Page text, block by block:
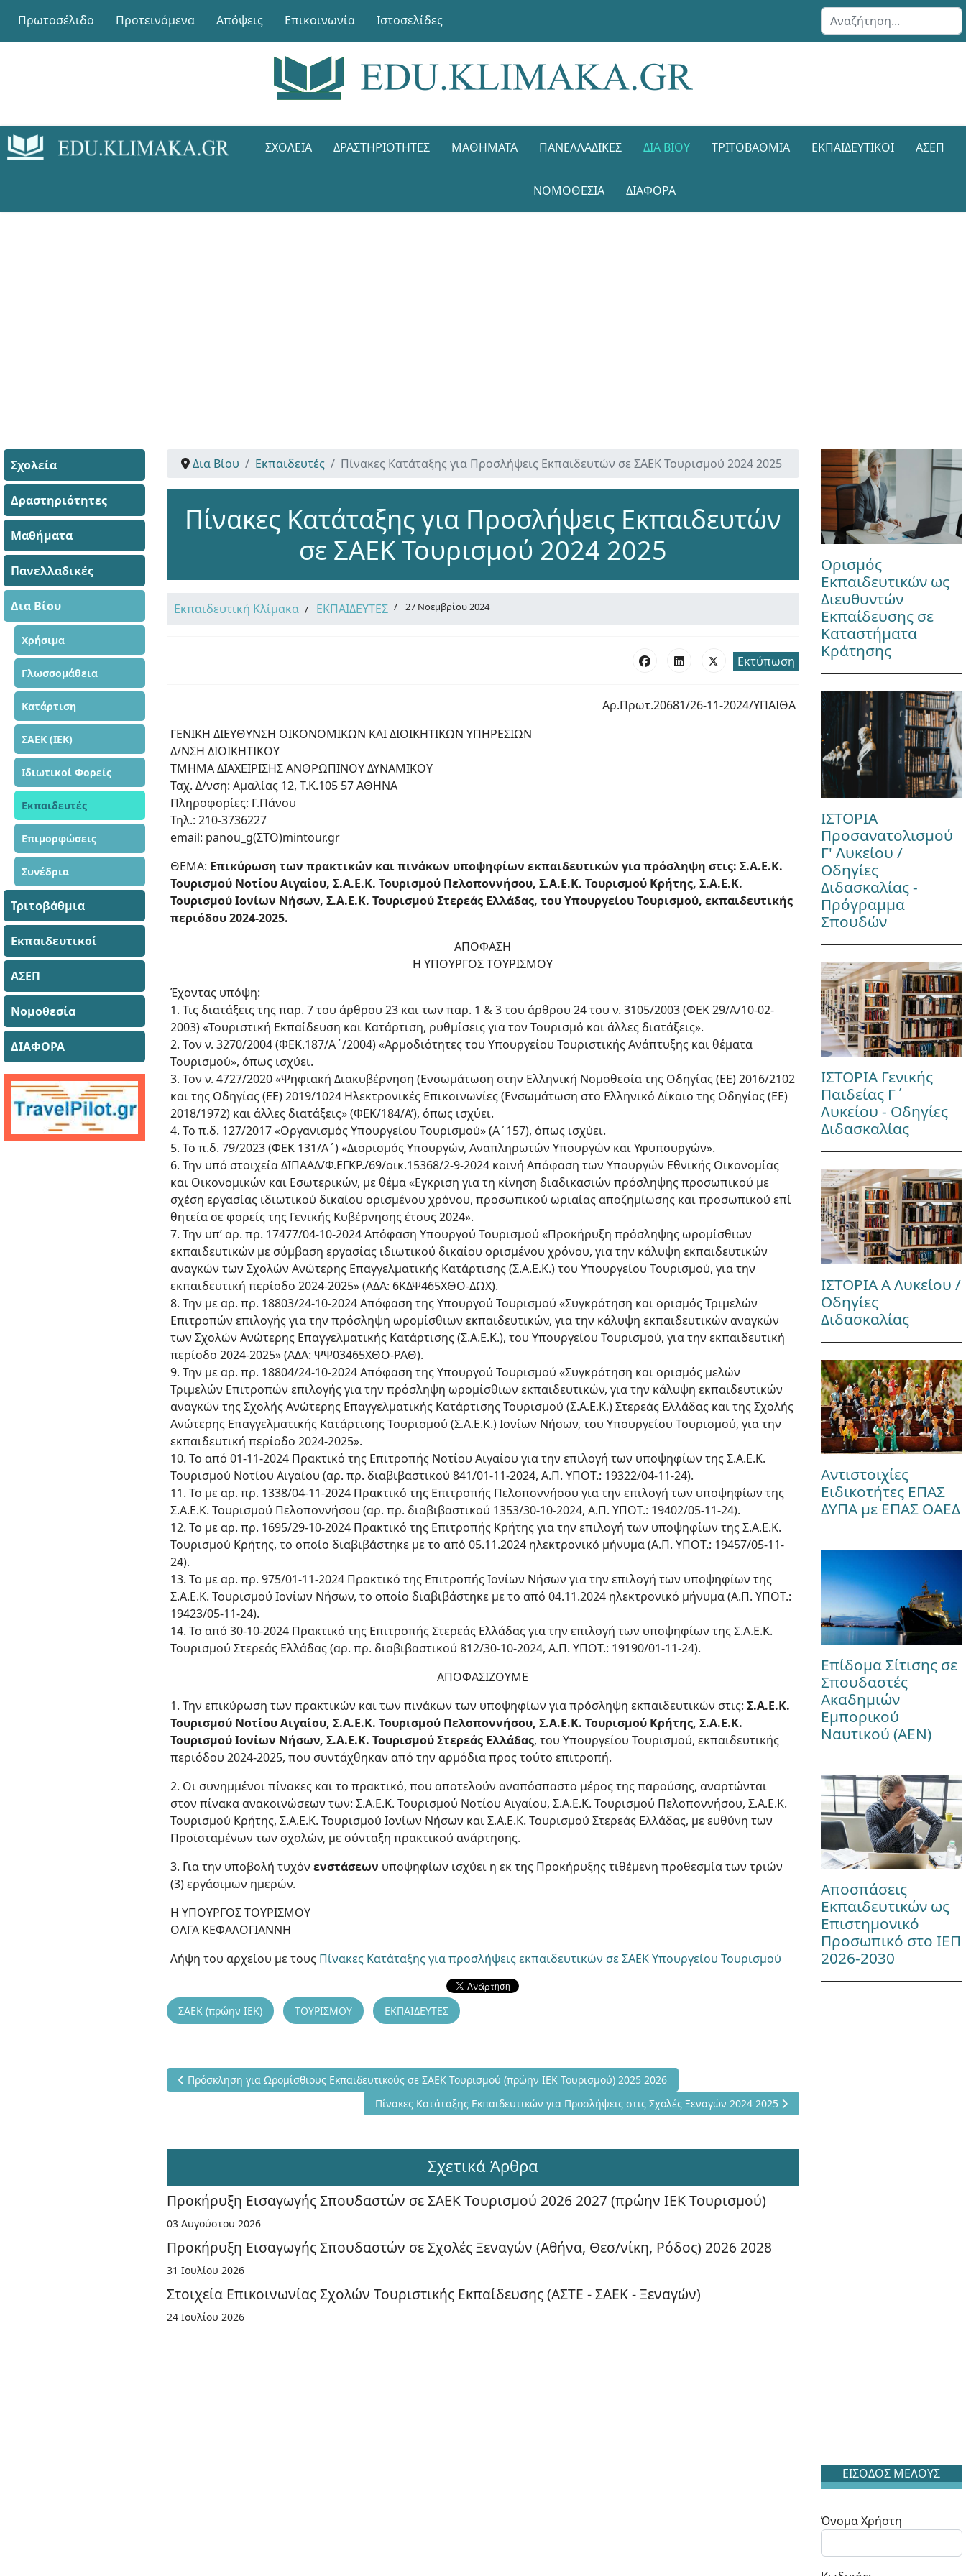
Πρωτοσέλιδο Προτεινόμενα Απόψεις Επικοινωνία Ιστοσελίδες Αναζήτηση...
ΣΧΟΛΕΊΑ ΔΡΑΣΤΗΡΙΌΤΗΤΕΣ ΜΑΘΉΜΑΤΑ ΠΑΝΕΛΛΑΔΙΚΈΣ ΔΙΑ ΒΊΟΥ ΤΡΙΤΟΒΆΘΜΙΑ ΕΚΠΑΙΔΕΥΤΙΚΟΊ ΑΣΕΠ
ΝΟΜΟΘΕΣΊΑ ΔΙΑΦΟΡΑ
Σχολεία
Δραστηριότητες
Μαθήματα
Πανελλαδικές
Δια Βίου
Χρήσιμα
Γλωσσομάθεια
Κατάρτιση
ΣΑΕΚ (ΙΕΚ)
Ιδιωτικοί Φορείς
Εκπαιδευτές
Επιμορφώσεις
Συνέδρια
Τριτοβάθμια
Εκπαιδευτικοί
ΑΣΕΠ
Νομοθεσία
ΔΙΑΦΟΡΑ
Δια Βίου Εκπαιδευτές Πίνακες Κατάταξης για Προσλήψεις Εκπαιδευτών σε ΣΑΕΚ Τουρισμού 2024 2025
Πίνακες Κατάταξης για Προσλήψεις Εκπαιδευτών
σε ΣΑΕΚ Τουρισμού 2024 2025
Εκπαιδευτική Κλίμακα ΕΚΠΑΙΔΕΥΤΕΣ 27 Νοεμβρίου 2024
Εκτύπωση
Αρ.Πρωτ.20681/26-11-2024/ΥΠΑΙΘΑ
ΓΕΝΙΚΗ ΔΙΕΥΘΥΝΣΗ ΟΙΚΟΝΟΜΙΚΩΝ ΚΑΙ ΔΙΟΙΚΗΤΙΚΩΝ ΥΠΗΡΕΣΙΩΝ
Δ/ΝΣΗ ΔΙΟΙΚΗΤΙΚΟΥ
ΤΜΗΜΑ ΔΙΑΧΕΙΡΙΣΗΣ ΑΝΘΡΩΠΙΝΟΥ ΔΥΝΑΜΙΚΟΥ
Ταχ. Δ/νση: Αμαλίας 12, Τ.Κ.105 57 ΑΘΗΝΑ
Πληροφορίες: Γ.Πάνου
Τηλ.: 210-3736227
email: panou_g(ΣΤΟ)mintour.gr
ΘΕΜΑ: Επικύρωση των πρακτικών και πινάκων υποψηφίων εκπαιδευτικών για πρόσληψη στις: Σ.Α.Ε.Κ.
Τουρισμού Νοτίου Αιγαίου, Σ.Α.Ε.Κ. Τουρισμού Πελοποννήσου, Σ.Α.Ε.Κ. Τουρισμού Κρήτης, Σ.Α.Ε.Κ.
Τουρισμού Ιονίων Νήσων, Σ.Α.Ε.Κ. Τουρισμού Στερεάς Ελλάδας, του Υπουργείου Τουρισμού, εκπαιδευτικής
περιόδου 2024-2025.
ΑΠΟΦΑΣΗ
Η ΥΠΟΥΡΓΟΣ ΤΟΥΡΙΣΜΟΥ
Έχοντας υπόψη:
1. Τις διατάξεις της παρ. 7 του άρθρου 23 και των παρ. 1 & 3 του άρθρου 24 του ν. 3105/2003 (ΦΕΚ 29/Α/10-02-
2003) «Τουριστική Εκπαίδευση και Κατάρτιση, ρυθμίσεις για τον Τουρισμό και άλλες διατάξεις».
2. Τον ν. 3270/2004 (ΦΕΚ.187/Α΄/2004) «Αρμοδιότητες του Υπουργείου Τουριστικής Ανάπτυξης και θέματα
Τουρισμού», όπως ισχύει.
3. Τον ν. 4727/2020 «Ψηφιακή Διακυβέρνηση (Ενσωμάτωση στην Ελληνική Νομοθεσία της Οδηγίας (ΕΕ) 2016/2102
και της Οδηγίας (ΕΕ) 2019/1024 Ηλεκτρονικές Επικοινωνίες (Ενσωμάτωση στο Ελληνικό Δίκαιο της Οδηγίας (ΕΕ)
2018/1972) και άλλες διατάξεις» (ΦΕΚ/184/Α’), όπως ισχύει.
4. Το π.δ. 127/2017 «Οργανισμός Υπουργείου Τουρισμού» (Α΄157), όπως ισχύει.
5. Το π.δ. 79/2023 (ΦΕΚ 131/Α΄) «Διορισμός Υπουργών, Αναπληρωτών Υπουργών και Υφυπουργών».
6. Την υπό στοιχεία ΔΙΠΑΑΔ/Φ.ΕΓΚΡ./69/οικ.15368/2-9-2024 κοινή Απόφαση των Υπουργών Εθνικής Οικονομίας
και Οικονομικών και Εσωτερικών, με θέμα «Εγκριση για τη κίνηση διαδικασιών πρόσληψης προσωπικού με
σχέση εργασίας ιδιωτικού δικαίου ορισμένου χρόνου, προσωπικού ωριαίας αποζημίωσης και προσωπικού επί
θητεία σε φορείς της Γενικής Κυβέρνησης έτους 2024».
7. Την υπ’ αρ. πρ. 17477/04-10-2024 Απόφαση Υπουργού Τουρισμού «Προκήρυξη πρόσληψης ωρομίσθιων
εκπαιδευτικών με σύμβαση εργασίας ιδιωτικού δικαίου ορισμένου χρόνου, για την κάλυψη εκπαιδευτικών
αναγκών των Σχολών Ανώτερης Επαγγελματικής Κατάρτισης (Σ.Α.E.K.) του Υπουργείου Τουρισμού, για την
εκπαιδευτική περίοδο 2024-2025» (ΑΔΑ: 6ΚΔΨ465ΧΘΟ-ΔΩΧ).
8. Την με αρ. πρ. 18803/24-10-2024 Απόφαση της Υπουργού Τουρισμού «Συγκρότηση και ορισμός Τριμελών
Επιτροπών επιλογής για την πρόσληψη ωρομίσθιων εκπαιδευτικών, για την κάλυψη εκπαιδευτικών αναγκών
των Σχολών Ανώτερης Επαγγελματικής Κατάρτισης (Σ.Α.Ε.Κ.), του Υπουργείου Τουρισμού, για την εκπαιδευτική
περίοδο 2024-2025» (ΑΔΑ: ΨΨ03465ΧΘΟ-ΡΑΘ).
9. Την με αρ. πρ. 18804/24-10-2024 Απόφαση της Υπουργού Τουρισμού «Συγκρότηση και ορισμός μελών
Τριμελών Επιτροπών επιλογής για την πρόσληψη ωρομίσθιων εκπαιδευτικών, για την κάλυψη εκπαιδευτικών
αναγκών της Σχολής Ανώτερης Επαγγελματικής Κατάρτισης Τουρισμού (Σ.Α.Ε.Κ.) Στερεάς Ελλάδας και της Σχολής
Ανώτερης Επαγγελματικής Κατάρτισης Τουρισμού (Σ.Α.Ε.Κ.) Ιονίων Νήσων, του Υπουργείου Τουρισμού, για την
εκπαιδευτική περίοδο 2024-2025».
10. Το από 01-11-2024 Πρακτικό της Επιτροπής Νοτίου Αιγαίου για την επιλογή των υποψηφίων της Σ.Α.Ε.Κ.
Τουρισμού Νοτίου Αιγαίου (αρ. πρ. διαβιβαστικού 841/01-11-2024, Α.Π. ΥΠΟΤ.: 19322/04-11-24).
11. Το με αρ. πρ. 1338/04-11-2024 Πρακτικό της Επιτροπής Πελοποννήσου για την επιλογή των υποψηφίων της
Σ.Α.Ε.Κ. Τουρισμού Πελοποννήσου (αρ. πρ. διαβιβαστικού 1353/30-10-2024, Α.Π. ΥΠΟΤ.: 19402/05-11-24).
12. Το με αρ. πρ. 1695/29-10-2024 Πρακτικό της Επιτροπής Κρήτης για την επιλογή των υποψηφίων της Σ.Α.Ε.Κ.
Τουρισμού Κρήτης, το οποίο διαβιβάστηκε με το από 05.11.2024 ηλεκτρονικό μήνυμα (Α.Π. ΥΠΟΤ.: 19457/05-11-
24).
13. Το με αρ. πρ. 975/01-11-2024 Πρακτικό της Επιτροπής Ιονίων Νήσων για την επιλογή των υποψηφίων της
Σ.Α.Ε.Κ. Τουρισμού Ιονίων Νήσων, το οποίο διαβιβάστηκε με το από 04.11.2024 ηλεκτρονικό μήνυμα (Α.Π. ΥΠΟΤ.:
19423/05-11-24).
14. Το από 30-10-2024 Πρακτικό της Επιτροπής Στερεάς Ελλάδας για την επιλογή των υποψηφίων της Σ.Α.Ε.Κ.
Τουρισμού Στερεάς Ελλάδας (αρ. πρ. διαβιβαστικού 812/30-10-2024, Α.Π. ΥΠΟΤ.: 19190/01-11-24).
ΑΠΟΦΑΣΙΖΟΥΜΕ
1. Την επικύρωση των πρακτικών και των πινάκων των υποψηφίων για πρόσληψη εκπαιδευτικών στις:Σ.Α.Ε.Κ.
Τουρισμού Νοτίου Αιγαίου, Σ.Α.Ε.Κ. Τουρισμού Πελοποννήσου, Σ.Α.Ε.Κ. Τουρισμού Κρήτης, Σ.Α.Ε.Κ.
Τουρισμού Ιονίων Νήσων, Σ.Α.Ε.Κ. Τουρισμού Στερεάς Ελλάδας, του Υπουργείου Τουρισμού, εκπαιδευτικής
περιόδου 2024-2025, που συντάχθηκαν από την αρμόδια προς τούτο επιτροπή.
2. Οι συνημμένοι πίνακες και το πρακτικό, που αποτελούν αναπόσπαστο μέρος της παρούσης, αναρτώνται
στον πίνακα ανακοινώσεων των: Σ.Α.Ε.Κ. Τουρισμού Νοτίου Αιγαίου, Σ.Α.Ε.Κ. Τουρισμού Πελοποννήσου, Σ.Α.Ε.Κ.
Τουρισμού Κρήτης, Σ.Α.Ε.Κ. Τουρισμού Ιονίων Νήσων και Σ.Α.Ε.Κ. Τουρισμού Στερεάς Ελλάδας, με ευθύνη των
Προϊσταμένων των σχολών, με σύνταξη πρακτικού ανάρτησης.
3. Για την υποβολή τυχόνενστάσεων υποψηφίων ισχύει η εκ της Προκήρυξης τιθέμενη προθεσμία των τριών
(3) εργάσιμων ημερών.
Η ΥΠΟΥΡΓΟΣ ΤΟΥΡΙΣΜΟΥ
ΟΛΓΑ ΚΕΦΑΛΟΓΙΑΝΝΗ
Λήψη του αρχείου με τους Πίνακες Κατάταξης για προσλήψεις εκπαιδευτικών σε ΣΑΕΚ Υπουργείου Τουρισμού
ΣΑΕΚ (πρώην ΙΕΚ) ΤΟΥΡΙΣΜΟΥ ΕΚΠΑΙΔΕΥΤΕΣ
Προηγούμενο άρθρο: Πρόσκληση για Ωρομίσθιους Εκπαιδευτικούς σε ΣΑΕΚ Τουρισμού (πρώην ΙΕΚ Τουρισμού) 2025 2026
Πρόσκληση για Ωρομίσθιους Εκπαιδευτικούς σε ΣΑΕΚ Τουρισμού (πρώην ΙΕΚ Τουρισμού) 2025 2026
Επόμενο άρθρο: Πίνακες Κατάταξης Εκπαιδευτικών για Προσλήψεις στις Σχολές Ξεναγών 2024 2025
Πίνακες Κατάταξης Εκπαιδευτικών για Προσλήψεις στις Σχολές Ξεναγών 2024 2025
Σχετικά Άρθρα
Προκήρυξη Εισαγωγής Σπουδαστών σε ΣΑΕΚ Τουρισμού 2026 2027 (πρώην ΙΕΚ Τουρισμού)
03 Αυγούστου 2026
Προκήρυξη Εισαγωγής Σπουδαστών σε Σχολές Ξεναγών (Αθήνα, Θεσ/νίκη, Ρόδος) 2026 2028
31 Ιουλίου 2026
Στοιχεία Επικοινωνίας Σχολών Τουριστικής Εκπαίδευσης (ΑΣΤΕ - ΣΑΕΚ - Ξεναγών)
24 Ιουλίου 2026
Ορισμός
Εκπαιδευτικών ως
Διευθυντών
Εκπαίδευσης σε
Καταστήματα
Κράτησης
ΙΣΤΟΡΙΑ
Προσανατολισμού
Γ' Λυκείου /
Οδηγίες
Διδασκαλίας -
Πρόγραμμα
Σπουδών
ΙΣΤΟΡΙΑ Γενικής
Παιδείας Γ΄
Λυκείου - Οδηγίες
Διδασκαλίας
ΙΣΤΟΡΙΑ Α Λυκείου /
Οδηγίες
Διδασκαλίας
Αντιστοιχίες
Ειδικοτήτες ΕΠΑΣ
ΔΥΠΑ με ΕΠΑΣ ΟΑΕΔ
Επίδομα Σίτισης σε
Σπουδαστές
Ακαδημιών
Εμπορικού
Ναυτικού (ΑΕΝ)
Αποσπάσεις
Εκπαιδευτικών ως
Επιστημονικό
Προσωπικό στο ΙΕΠ
2026-2030
ΕΙΣΟΔΟΣ ΜΕΛΟΥΣ
Όνομα Χρήστη